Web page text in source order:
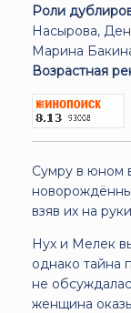
Роли
Насырова,
Марина
Возрастная
Сумру в юном
взяв их на
Нух и Мелек
однако тайна
не
женщина